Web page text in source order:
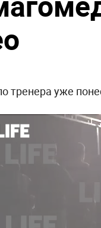
тренера уже